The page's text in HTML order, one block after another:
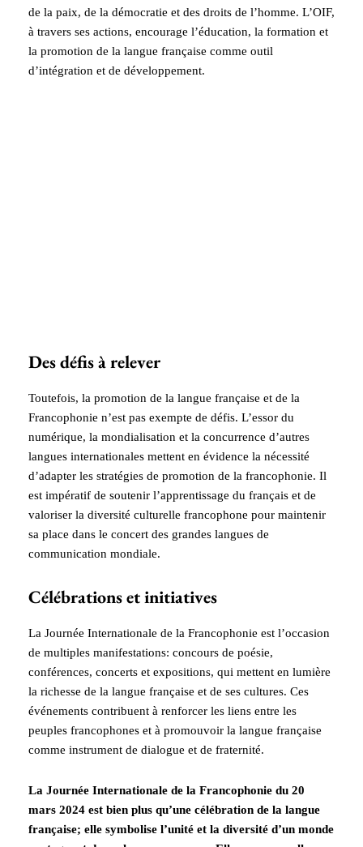
de la paix, de la démocratie et des droits de l’homme. L’OIF,
à travers ses actions, encourage l’éducation, la formation et
la promotion de la langue française comme outil
d’intégration et de développement.
Des défis à relever
Toutefois, la promotion de la langue française et de la
Francophonie n’est pas exempte de défis. L’essor du
numérique, la mondialisation et la concurrence d’autres
langues internationales mettent en évidence la nécessité
d’adapter les stratégies de promotion de la francophonie. Il
est impératif de soutenir l’apprentissage du français et de
valoriser la diversité culturelle francophone pour maintenir
sa place dans le concert des grandes langues de
communication mondiale.
Célébrations et initiatives
La Journée Internationale de la Francophonie est l’occasion
de multiples manifestations: concours de poésie,
conférences, concerts et expositions, qui mettent en lumière
la richesse de la langue française et de ses cultures. Ces
événements contribuent à renforcer les liens entre les
peuples francophones et à promouvoir la langue française
comme instrument de dialogue et de fraternité.
La Journée Internationale de la Francophonie du 20
mars 2024 est bien plus qu’une célébration de la langue
française; elle symbolise l’unité et la diversité d’un monde